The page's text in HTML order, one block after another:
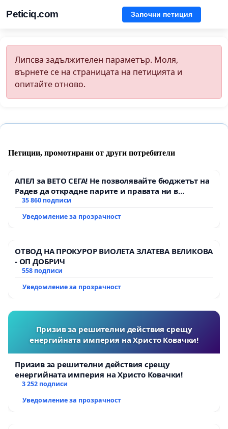
Peticiq.com Започни петиция
Липсва задължителен параметър. Моля,
върнете се на страницата на петицията и
опитайте отново.
Петиции, промотирани от други потребители
АПЕЛ за ВЕТО СЕГА! Не позволявайте бюджетът на
Радев да открадне парите и правата ни в
тъмното
35 860 подписи
Уведомление за прозрачност
ОТВОД НА ПРОКУРОР ВИОЛЕТА ЗЛАТЕВА ВЕЛИКОВА
- ОП ДОБРИЧ
558 подписи
Уведомление за прозрачност
Призив за решителни действия срещу
енергийната империя на Христо Ковачки!
Призив за решителни действия срещу
енергийната империя на Христо Ковачки!
3 252 подписи
Уведомление за прозрачност